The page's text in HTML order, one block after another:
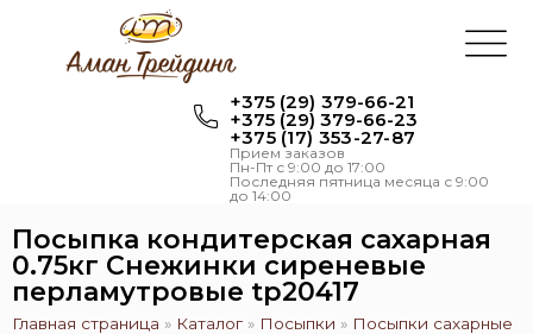
+375 (29) 379-66-21
+375 (29) 379-66-23
+375 (17) 353-27-87
Прием заказов
Пн-Пт с 9:00 до 17:00
Последняя пятница месяца с 9:00
до 14:00
Посыпка кондитерская сахарная
0.75кг Снежинки сиреневые
перламутровые tp20417
Главная страница » Каталог » Посыпки » Посыпки cахарные